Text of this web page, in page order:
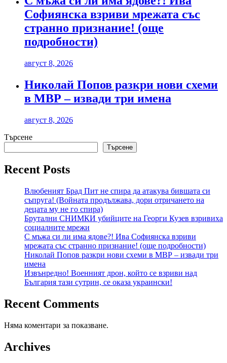
Софиянска взриви мрежата със
странно признание! (още
подробности)
август 8, 2026
Николай Попов разкри нови схеми
в МВР – извади три имена
август 8, 2026
Търсене
Търсене
Recent Posts
Влюбеният Брад Пит не спира да атакува бившата си
съпруга! (Войната продължава, дори отричането на
децата му не го спира)
Брутални СНИМКИ убийците на Георги Кузев взривиха
социалните мрежи
С мъжа си ли има ядове?! Ива Софиянска взриви
мрежата със странно признание! (още подробности)
Николай Попов разкри нови схеми в МВР – извади три
имена
Извънредно! Военният дрон, който се взриви над
България тази сутрин, се оказа украински!
Recent Comments
Няма коментари за показване.
Archives